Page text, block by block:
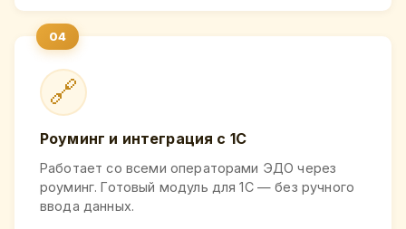
🔗
Роуминг и интеграция с 1С
Работает со всеми операторами ЭДО через
роуминг. Готовый модуль для 1С — без ручного
ввода данных.